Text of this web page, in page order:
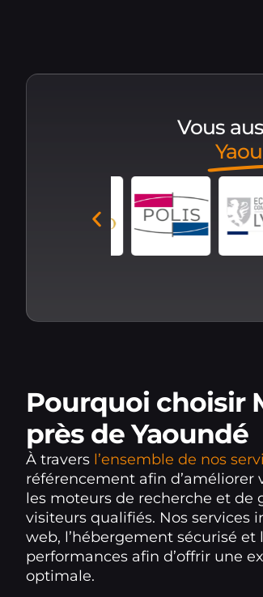
Vous
Pourquoi choisir
près de Yaoundé
À travers l’ensemble de nos
référencement afin
les moteurs de recherche et de
visiteurs qualifiés. Nos services
web, l’hébergement sécurisé et
performances afin d’offrir une
optimale.